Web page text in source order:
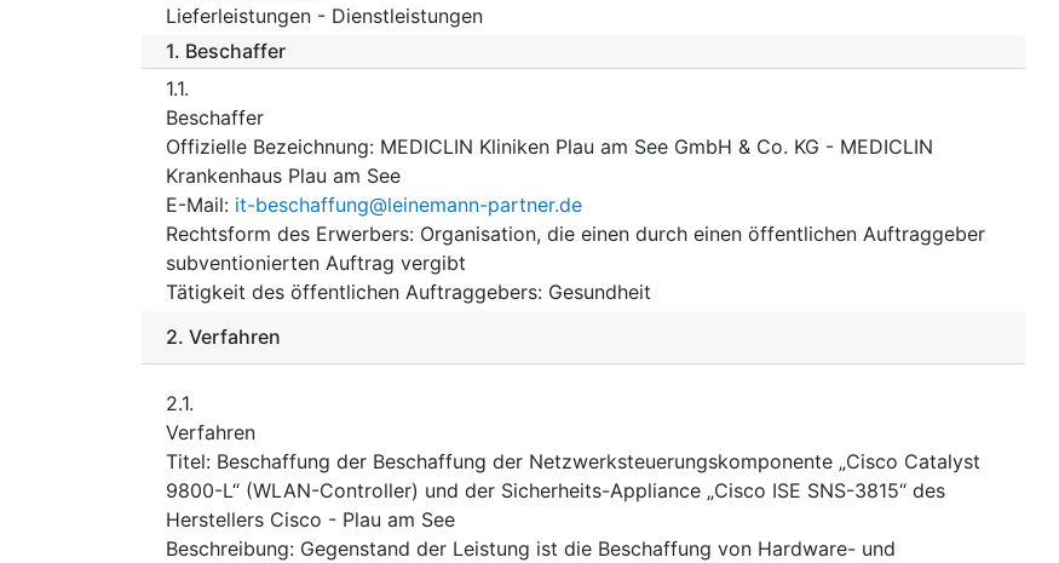
Lieferleistungen - Dienstleistungen
1. Beschaffer
1.1.
Beschaffer
Offizielle Bezeichnung: MEDICLIN Kliniken Plau am See GmbH & Co. KG - MEDICLIN
Krankenhaus Plau am See
E-Mail: it-beschaffung@leinemann-partner.de
Rechtsform des Erwerbers: Organisation, die einen durch einen öffentlichen Auftraggeber
subventionierten Auftrag vergibt
Tätigkeit des öffentlichen Auftraggebers: Gesundheit
2. Verfahren
2.1.
Verfahren
Titel: Beschaffung der Beschaffung der Netzwerksteuerungskomponente „Cisco Catalyst
9800-L“ (WLAN-Controller) und der Sicherheits-Appliance „Cisco ISE SNS-3815“ des
Herstellers Cisco - Plau am See
Beschreibung: Gegenstand der Leistung ist die Beschaffung von Hardware- und